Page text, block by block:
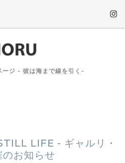
ージ - 彼は海まで線を引く-
LIFE - ギャルリ・
お知らせ